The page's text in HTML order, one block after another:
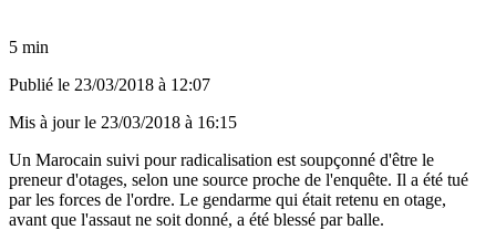
5 min
Publié le 23/03/2018 à 12:07
Mis à jour le 23/03/2018 à 16:15
Un Marocain suivi pour radicalisation est soupçonné d'être le
preneur d'otages, selon une source proche de l'enquête. Il a été tué
par les forces de l'ordre. Le gendarme qui était retenu en otage,
avant que l'assaut ne soit donné, a été blessé par balle.